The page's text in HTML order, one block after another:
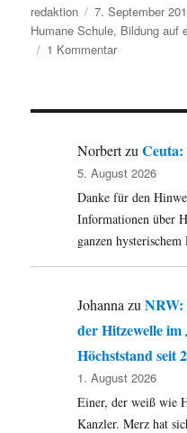
Autor
redaktion
Veröffentlicht
am
7. September
Humane Schule, Bildung auf
1 Kommentarzu
Bildung
in
Gefahr.
OECD-
Studie
und
Studierende
wegen
Druck
NorbertzuCeuta:
5. August 2026
Danke für den
Informationen über
ganzen hysterischem
Johanna zuNRW:
der Hitzewelle
Höchststand seit
1. August 2026
Einer, der weiß wie
Kanzler. Merz hat